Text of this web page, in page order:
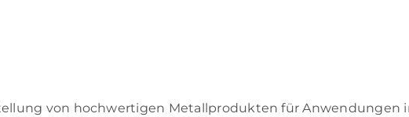
von hochwertigen Metallprodukten für Anwendungen